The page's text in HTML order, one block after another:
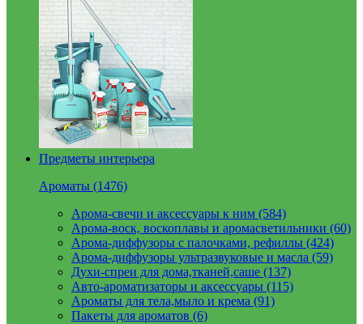
Предметы интерьера
Ароматы (1476)
Арома-свечи и аксессуары к ним (584)
Арома-воск, воскоплавы и аромасветильники (60)
Арома-диффузоры с палочками, рефиллы (424)
Арома-диффузоры ультразвуковые и масла (59)
Духи-спреи для дома,тканей,саше (137)
Авто-ароматизаторы и аксессуары (115)
Ароматы для тела,мыло и крема (91)
Пакеты для ароматов (6)